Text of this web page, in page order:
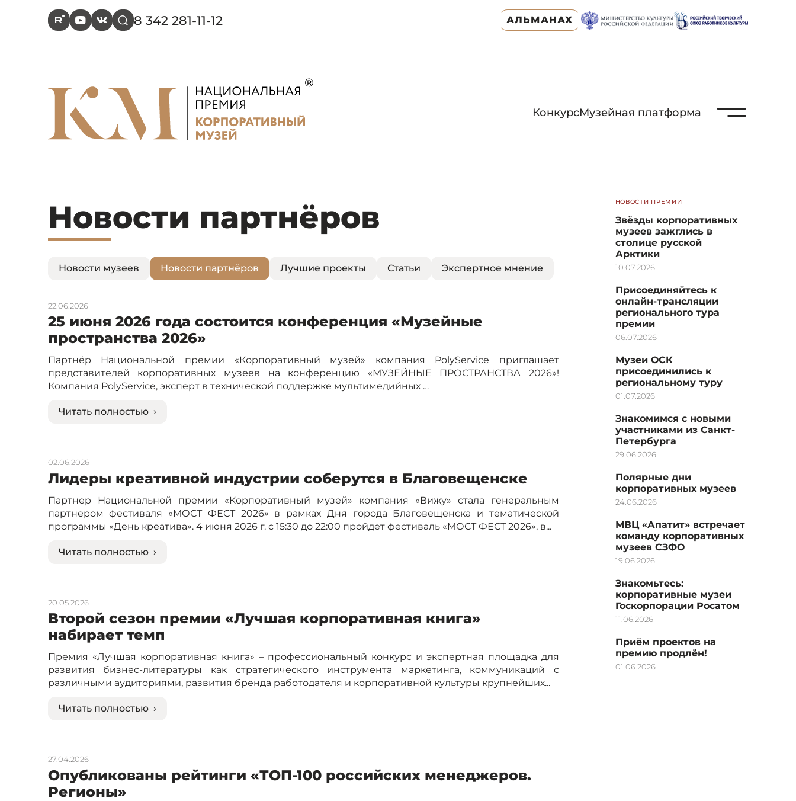
R Y V s 8 342 281-11-12 АЛЬМАНАХ
КонкурсМузейная платформа N
Новости партнёров
Новости музеев Новости партнёров Лучшие проекты Статьи Экспертное мнение
25 июня 2026 года состоится конференция «Музейные
пространства 2026»
22.06.2026
Партнёр Национальной премии «Корпоративный музей» компания PolyService приглашает
представителей корпоративных музеев на конференцию «МУЗЕЙНЫЕ ПРОСТРАНСТВА 2026»!
Компания PolyService, эксперт в технической поддержке мультимедийных …
Читать полностью ›
Лидеры креативной индустрии соберутся в Благовещенске
02.06.2026
Партнер Национальной премии «Корпоративный музей» компания «Вижу» стала генеральным
партнером фестиваля «МОСТ ФЕСТ 2026» в рамках Дня города Благовещенска и тематической
программы «День креатива». 4 июня 2026 г. с 15:30 до 22:00 пройдет фестиваль «МОСТ ФЕСТ 2026», в...
Читать полностью ›
Второй сезон премии «Лучшая корпоративная книга»
набирает темп
20.05.2026
Премия «Лучшая корпоративная книга» – профессиональный конкурс и экспертная площадка для
развития бизнес-литературы как стратегического инструмента маркетинга, коммуникаций с
различными аудиториями, развития бренда работодателя и корпоративной культуры крупнейших...
Читать полностью ›
Опубликованы рейтинги «ТОП-100 российских менеджеров.
Регионы»
27.04.2026
НОВОСТИ ПРЕМИИ
Звёзды корпоративных
музеев зажглись в
столице русской
Арктики
10.07.2026
Присоединяйтесь к
онлайн-трансляции
регионального тура
премии
06.07.2026
Музеи ОСК
присоединились к
региональному туру
01.07.2026
Знакомимся с новыми
участниками из Санкт-
Петербурга
29.06.2026
Полярные дни
корпоративных музеев
24.06.2026
МВЦ «Апатит» встречает
команду корпоративных
музеев СЗФО
19.06.2026
Знакомьтесь:
корпоративные музеи
Госкорпорации Росатом
11.06.2026
Приём проектов на
премию продлён!
01.06.2026